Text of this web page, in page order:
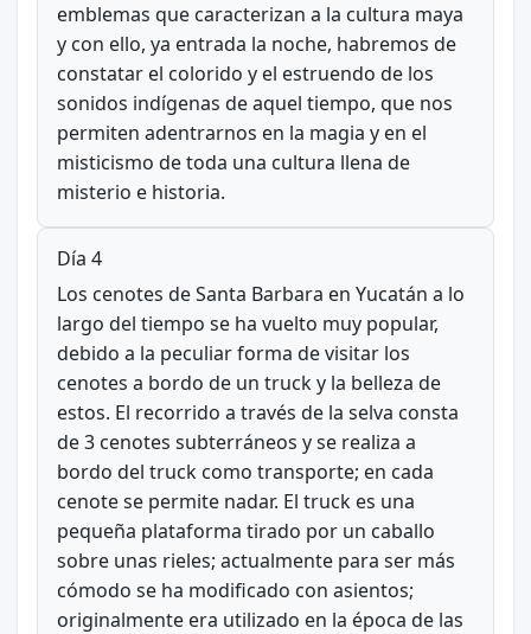
emblemas que caracterizan a la cultura maya
y con ello, ya entrada la noche, habremos de
constatar el colorido y el estruendo de los
sonidos indígenas de aquel tiempo, que nos
permiten adentrarnos en la magia y en el
misticismo de toda una cultura llena de
misterio e historia.
Día 4
Los cenotes de Santa Barbara en Yucatán a lo
largo del tiempo se ha vuelto muy popular,
debido a la peculiar forma de visitar los
cenotes a bordo de un truck y la belleza de
estos. El recorrido a través de la selva consta
de 3 cenotes subterráneos y se realiza a
bordo del truck como transporte; en cada
cenote se permite nadar. El truck es una
pequeña plataforma tirado por un caballo
sobre unas rieles; actualmente para ser más
cómodo se ha modificado con asientos;
originalmente era utilizado en la época de las